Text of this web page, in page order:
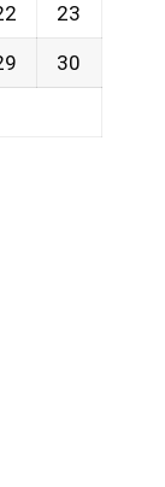
23
30